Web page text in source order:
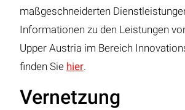
maßgeschneiderten
Informationen zu den Leistungen
Upper Austria im Bereich
finden Sie hier.
Vernetzung